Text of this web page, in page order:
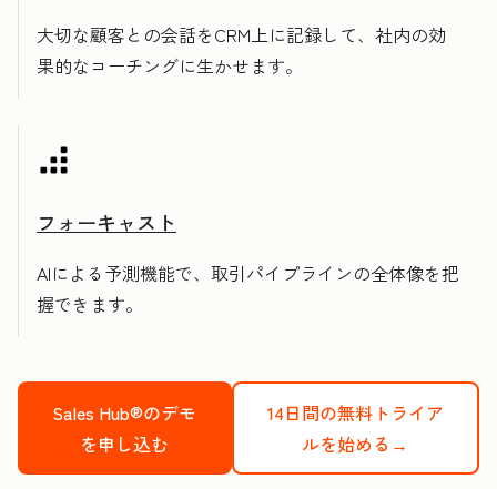
大切な顧客との会話をCRM上に記録して、社内の効
果的なコーチングに生かせます。
フォーキャスト
AIによる予測機能で、取引パイプラインの全体像を把
握できます。
Sales Hub®のデモ
を申し込む
14日間の無料トライア
ルを始める→